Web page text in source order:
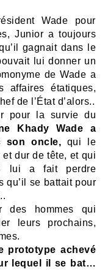
Wade pour
Junior a toujours
gagnait dans le
lui donner un
de Wade a
affaires étatiques,
de l’État d’alors..
pour la survie du
Khady Wade a
son
oncle, qui le
dur de tête, et qui
lui a fait perdre
qu’il se battait pour
des hommes qui
leurs prochains,
prototype achevé
lequel il se bat…